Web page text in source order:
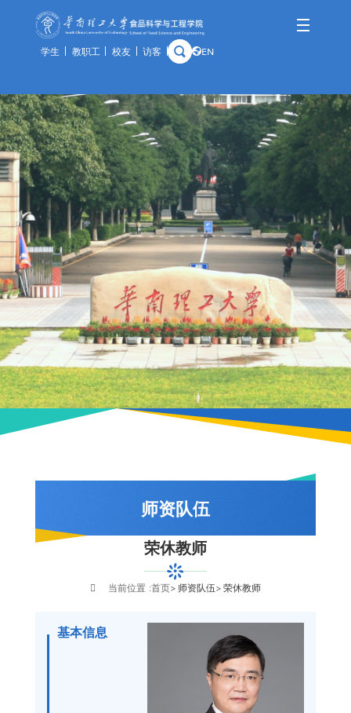
学生 教职工 校友 访客 EN
学院概况
学院简介
历史沿革
学院领导
组织架构
历任领导
历史钩沉
师资队伍
队伍概况
教师风采
荣休教师
人才培养
本科生
研究生
留学生
教学实践基地
科学研究
科研概况
科研基地
科研团队
科研成果
国际交流
交流动态
合作项目
出访公示
资产与实
通知公告
规章制度
办事指南
教学中心
分析中心
安全管理
预约平台
特色资源
师资队伍
队伍概况
教师风采
荣休教师
当前位置 :首页 师资队伍 荣休教师
基本信息